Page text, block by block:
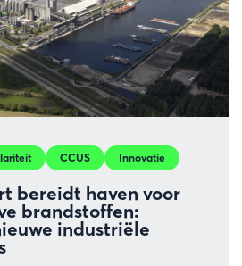
bereidt haven voor
brandstoffen:
industriële
CCUS Innovatie